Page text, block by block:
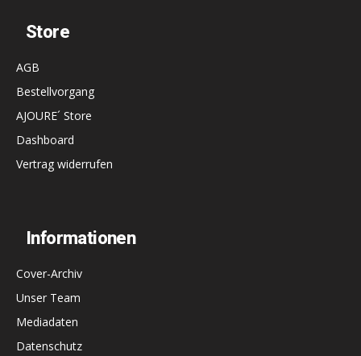
Store
AGB
Bestellvorgang
AJOURE´ Store
Dashboard
Vertrag widerrufen
Informationen
Cover-Archiv
Unser Team
Mediadaten
Datenschutz